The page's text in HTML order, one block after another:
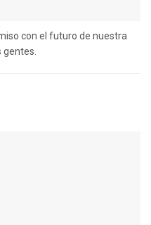
con el futuro de nuestra